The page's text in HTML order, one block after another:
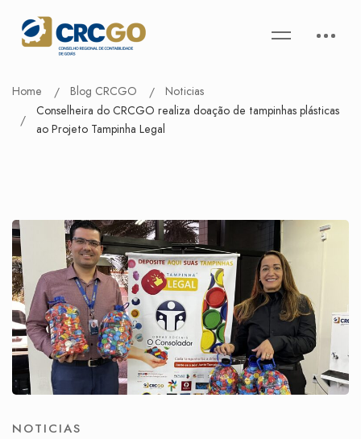
Home Blog CRCGO
Noticias
Conselheira do CRCGO realiza doação de tampinhas plásticas
ao Projeto Tampinha Legal
NOTICIAS